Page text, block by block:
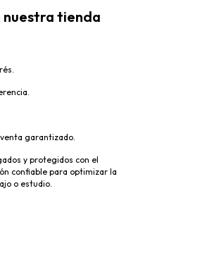
nuestra tienda
garantizado.
y protegidos con el
confiable para optimizar la
o estudio.